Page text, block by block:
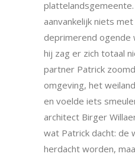
plattelandsgemeente.
aanvankelijk niets
deprimerend ogende
hij zag er zich totaal
partner Patrick
omgeving, het
en voelde iets
architect Birger
wat Patrick dacht: de
herdacht worden,